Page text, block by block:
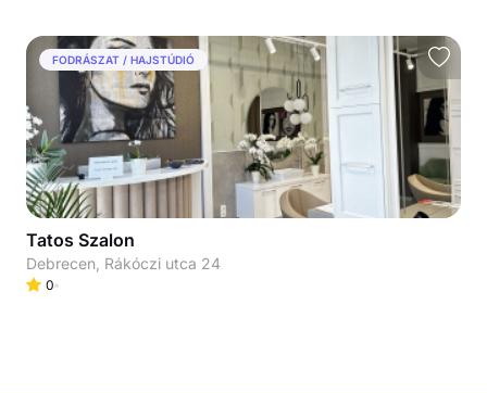
FODRÁSZAT / HAJSTÚDIÓ
Tatos Szalon
Debrecen, Rákóczi utca 24
0